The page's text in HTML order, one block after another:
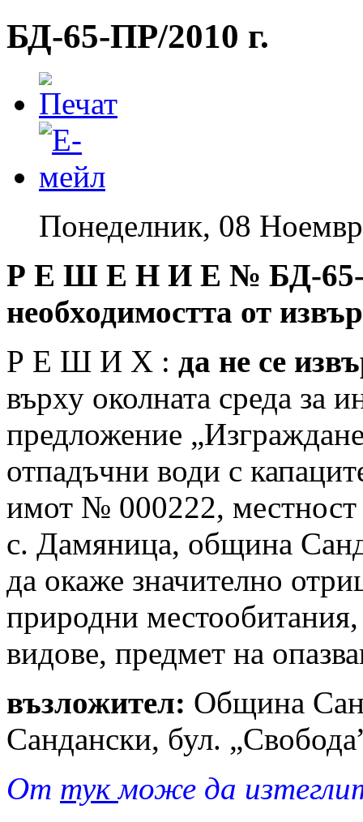
БД-65-ПР/2010 г.
Понеделник, 08
Р Е Ш Е Н И Е № БД-
необходимостта от
Р Е Ш И Х : да не се
върху околната среда за
предложение
отпадъчни води с
имот № 000222,
с. Дамяница, община
да окаже значително
природни
видове, предмет на
възложител: Община
Сандански, бул.
От тукможе да